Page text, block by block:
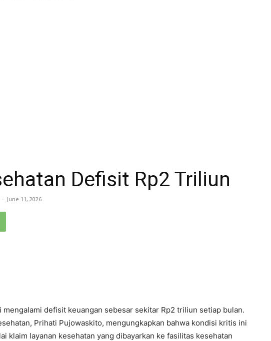
Defisit Rp2 Triliun
- June 11, 2026
mengalami defisit keuangan sebesar sekitar Rp2 triliun setiap bulan.
Prihati Pujowaskito, mengungkapkan bahwa kondisi kritis ini
klaim layanan kesehatan yang dibayarkan ke fasilitas kesehatan